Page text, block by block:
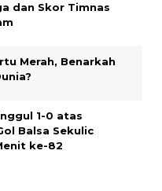
dan Skor Timnas
Merah, Benarkah
1-0 atas
Balsa Sekulic
ke-82